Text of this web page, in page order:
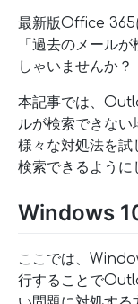
最新版Office 365
「過去のメール
しゃいませんか？
本記事では、
ルが検索できない
様々な対処法を
検索できるように
Windows
ここでは、
行することで